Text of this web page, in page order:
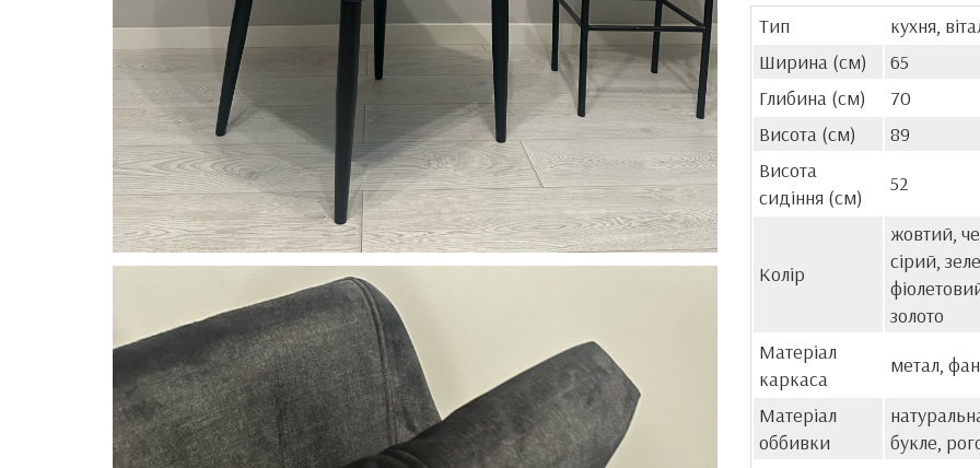
Тип
кухня,
Ширина (см)
65
Глибина (см)
70
Висота (см)
89
Висота
сидіння (см)
52
Колір
жовтий,
сірий,
золото
Матеріал
каркаса
метал,
Матеріал
оббивки
букле,